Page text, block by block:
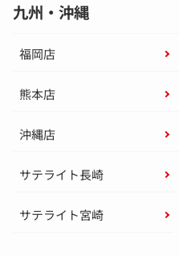
九州・沖縄
福岡店
熊本店
沖縄店
サテライト長崎
サテライト宮崎